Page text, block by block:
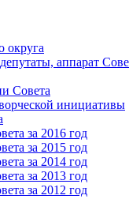
округа
аппарат
Совета
инициативы
за 2016 год
за 2015 год
за 2014 год
за 2013 год
за 2012 год